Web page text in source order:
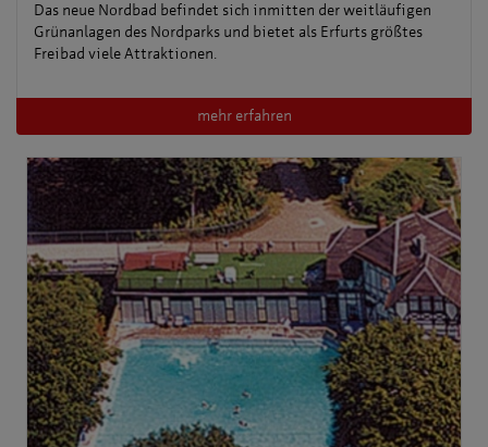
Das neue Nordbad befindet sich inmitten der weitläufigen
Grünanlagen des Nordparks und bietet als Erfurts größtes
Freibad viele Attraktionen.
mehr erfahren